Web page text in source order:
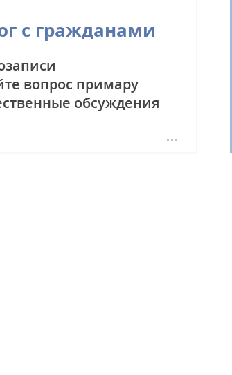
ПРИМЭРИЯ
с гражданами
вопрос примару
обсуждения